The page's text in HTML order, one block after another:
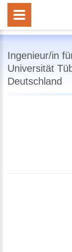
Ingenieur/in
Universität
Deutschland